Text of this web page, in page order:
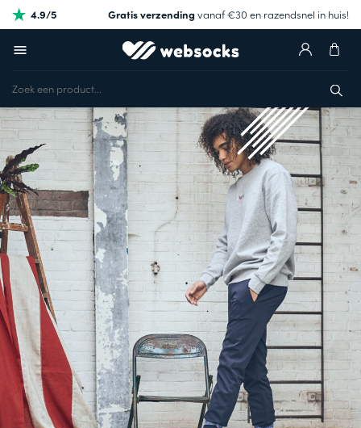
4.9/5 Gratis verzendingvanaf €30 en razendsnel in huis!